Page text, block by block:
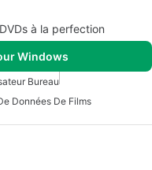
à la perfection
Windows
Bureau
Données De Films